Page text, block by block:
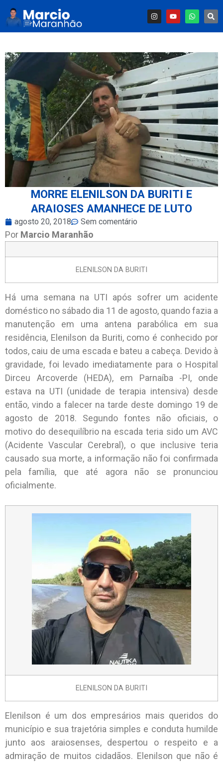
MORRE ELENILSON DA BURITI E
ARAIOSES AMANHECE DE LUTO
agosto 20, 2018 Sem comentário
Por Marcio Maranhão
ELENILSON DA BURITI
Há uma semana na UTI após sofrer um acidente
doméstico no sábado dia 11 de agosto, quando fazia a
manutenção em uma antena parabólica em sua
residência, Elenilson da Buriti, como é conhecido por
todos, caiu de uma escada e bateu a cabeça. Devido à
gravidade, foi levado imediatamente para o Hospital
Dirceu Arcoverde (HEDA), em Parnaíba -PI, onde
estava na UTI (unidade de terapia intensiva) desde
então, vindo a falecer na tarde deste domingo 19 de
agosto de 2018. Segundo fontes não oficiais, o
motivo do desequilíbrio na escada teria sido um AVC
(Acidente Vascular Cerebral), o que inclusive teria
causado sua morte, a informação não foi confirmada
pela família, que até agora não se pronunciou
oficialmente.
ELENILSON DA BURITI
Elenilson é um dos empresários mais queridos do
município e sua trajetória simples e conduta humilde
junto aos araiosenses, despertou o respeito e a
admiração de muitos cidadãos. Elenilson que não é